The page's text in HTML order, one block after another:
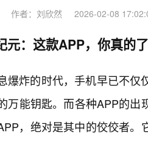
作者：刘欣然 2026-02-08
元：这款APP，你真的了
爆炸的时代，手机早已不仅
万能钥匙。而各种APP的
，绝对是其中的佼佼者